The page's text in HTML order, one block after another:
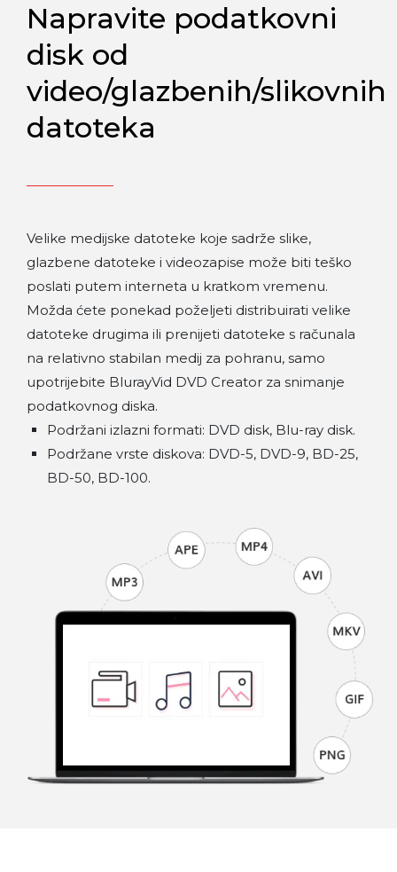
Napravite podatkovni
disk od
video/glazbenih/slikovnih
datoteka
Velike medijske datoteke koje sadrže slike,
glazbene datoteke i videozapise može biti teško
poslati putem interneta u kratkom vremenu.
Možda ćete ponekad poželjeti distribuirati velike
datoteke drugima ili prenijeti datoteke s računala
na relativno stabilan medij za pohranu, samo
upotrijebite BlurayVid DVD Creator za snimanje
podatkovnog diska.
Podržani izlazni formati: DVD disk, Blu-ray disk.
Podržane vrste diskova: DVD-5, DVD-9, BD-25,
BD-50, BD-100.